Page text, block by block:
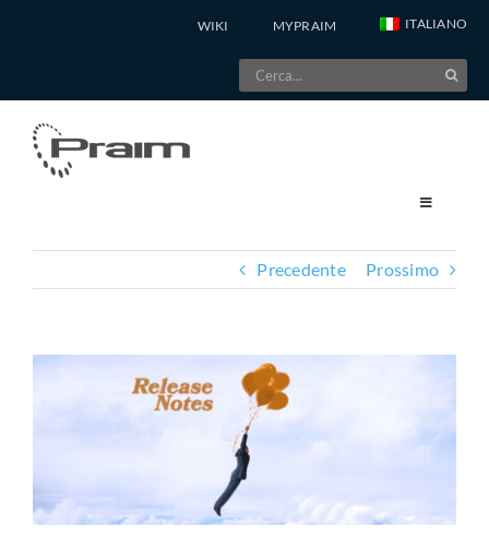
WIKI MYPRAIM ITALIANO
Cerca
per:
Precedente Prossimo
Ingrandisci